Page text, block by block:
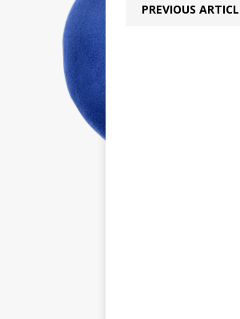
PREVIOUS